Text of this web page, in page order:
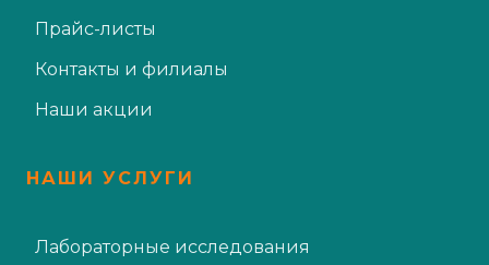
Прайс-листы
Контакты и филиалы
Наши акции
НАШИ УСЛУГИ
Лабораторные исследования